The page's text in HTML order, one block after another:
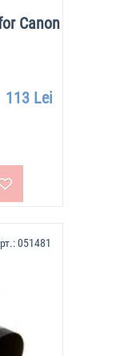
Canon
113 Lei
051481